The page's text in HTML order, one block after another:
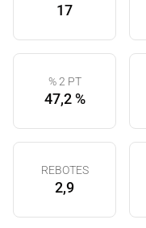
17
% 2 PT
47,2 %
REBOTES
2,9